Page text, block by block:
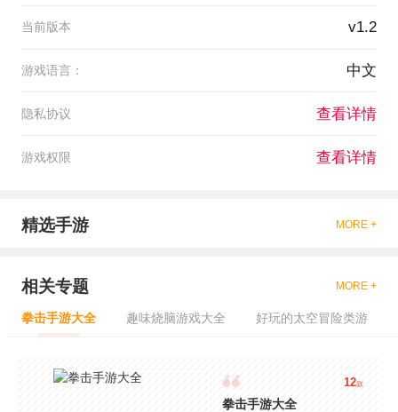
当前版本 v1.2
游戏语言： 中文
隐私协议 查看详情
游戏权限 查看详情
精选手游 MORE +
相关专题 MORE +
拳击手游大全 趣味烧脑游戏大全 好玩的太空冒险类游
12款
拳击手游大全